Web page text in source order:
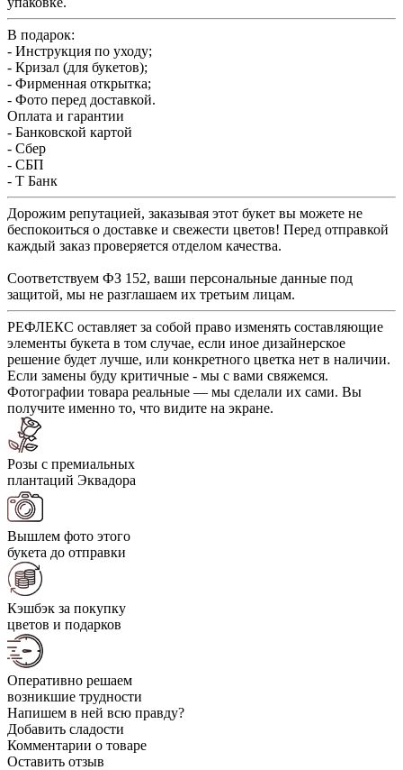
В подарок:
- Инструкция по уходу;
- Кризал (для букетов);
- Фирменная открытка;
- Фото перед доставкой.
Оплата и гарантии
- Банковской картой
- Сбер
- СБП
- Т Банк
Дорожим репутацией, заказывая этот букет вы можете не
беспокоиться о доставке и свежести цветов! Перед отправкой
каждый заказ проверяется отделом качества.
Соответствуем ФЗ 152, ваши персональные данные под
защитой, мы не разглашаем их третьим лицам.
РЕФЛЕКС оставляет за собой право изменять составляющие
элементы букета в том случае, если иное дизайнерское
решение будет лучше, или конкретного цветка нет в наличии.
Если замены буду критичные - мы с вами свяжемся.
Фотографии товара реальные — мы сделали их сами. Вы
получите именно то, что видите на экране.
Розы с премиальных
плантаций Эквадора
Вышлем фото этого
букета до отправки
Кэшбэк за покупку
цветов и подарков
Оперативно решаем
возникшие трудности
Напишем в ней всю правду?
Добавить сладости
Комментарии о товаре
Оставить отзыв